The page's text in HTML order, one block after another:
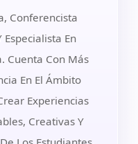
Conferencista
En
Cuenta Con Más
En El Ámbito
Experiencias
Creativas Y